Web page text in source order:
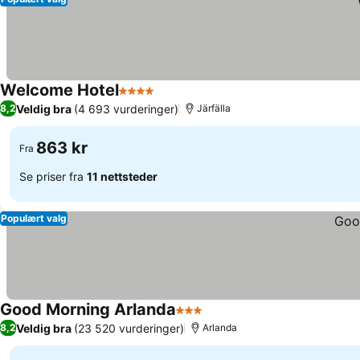
Welcome Hotel4 Stjerner
8,2Veldig bra (4 693 vurderinger) Järfälla
Fra 863 kr
Se priser fra 11 nettsteder
Populært valg
Good Morning Arlanda3 Stjerner
8,2Veldig bra (23 520 vurderinger) Arlanda